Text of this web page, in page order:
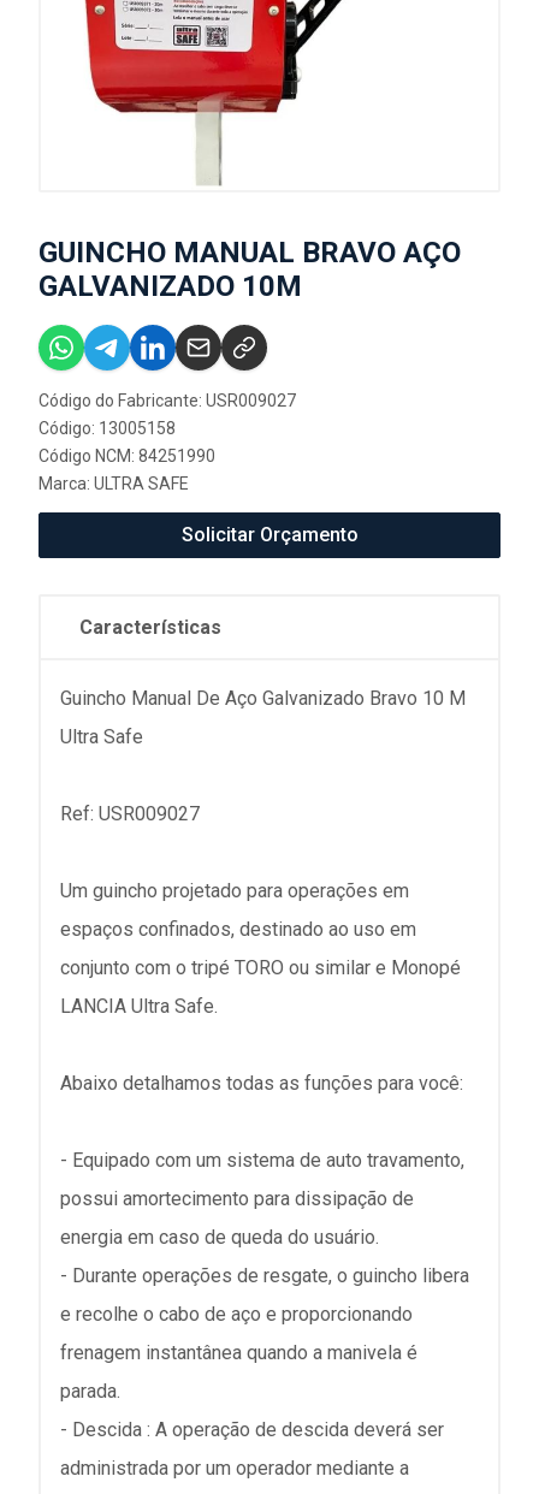
GUINCHO MANUAL BRAVO AÇO
GALVANIZADO 10M
Código do Fabricante: USR009027
Código: 13005158
Código NCM: 84251990
Marca: ULTRA SAFE
Solicitar Orçamento
Características
Guincho Manual De Aço Galvanizado Bravo 10 M
Ultra Safe
Ref: USR009027
Um guincho projetado para operações em
espaços confinados, destinado ao uso em
conjunto com o tripé TORO ou similar e Monopé
LANCIA Ultra Safe.
Abaixo detalhamos todas as funções para você:
- Equipado com um sistema de auto travamento,
possui amortecimento para dissipação de
energia em caso de queda do usuário.
- Durante operações de resgate, o guincho libera
e recolhe o cabo de aço e proporcionando
frenagem instantânea quando a manivela é
parada.
- Descida : A operação de descida deverá ser
administrada por um operador mediante a